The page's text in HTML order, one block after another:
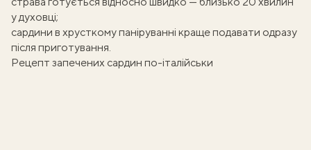
у духовці;
сардини в хрусткому паніруванні краще подавати одразу
після приготування.
Рецепт запечених сардин по-італійськи